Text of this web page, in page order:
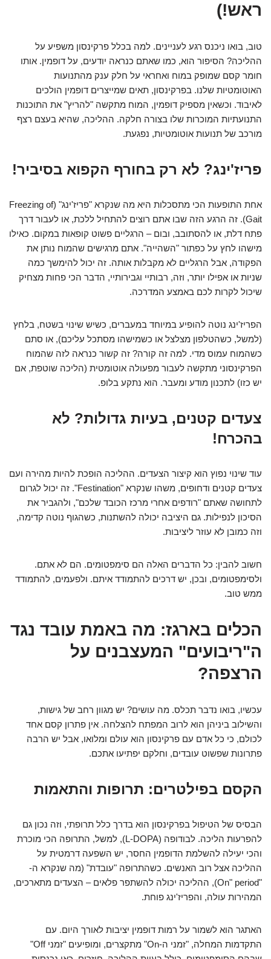
ראש!)
טוב, בואו ניכנס רגע לעניינים. למה בכלל פרקינסון משפיע על
ההליכה? הסיפור הוא, כמו שאתם כנראה יודעים, על דופמין. אותו
חומר קסם שמופק במוח ואחראי על חלק ענק מהתנועות
האוטומטיות שלנו. בפרקינסון, תאים שמייצרים דופמין הולכים
לאיבוד. וכשאין מספיק דופמין, המוח מתקשה "להריץ" את התוכנות
התנועתיות המוכרות שלו בצורה חלקה. ההליכה, שהיא בעצם רצף
מורכב של תנועות אוטומטיות, נפגעת.
פריז'ינג? לא רק בחורף הקפוא בסיביר!
אחת התופעות הכי מתסכלות היא מה שנקרא "פריז'ינג" (Freezing of
Gait). זה הרגע הזה שבו אתם רוצים להתחיל ללכת, או לעבור דרך
פתח דלת, או להסתובב, ובום – הרגליים פשוט קופאות במקום. כאילו
מישהו לחץ על כפתור "השהייה". אתם מרגישים שהמוח נותן את
הפקודה, אבל הרגליים לא מקבלות אותה. זה יכול להימשך כמה
שניות או אפילו יותר, וזה, רבותיי וגבירותיי, הדבר הכי פחות מצחיק
שיכול לקרות לכם באמצע המדרכה.
הפריז'ינג נוטה להופיע במיוחד במעברים, כשיש שינוי בשטח, בלחץ
(למשל, כשהטלפון מצלצל או כשמישהו מסתכל עליכם), או סתם
כשהמוח עמוס מדי. למה זה קורה? זה קשור כנראה לזה שהמוח
הפרקינסוני מתקשה לעבור מפעולה אוטומטית (הליכה שוטפת, אם
יש כזו) לתכנון מודע ומעבר. הוא נתקע בלופ.
צעדים קטנים, בעיות גדולות? לא
בהכרח!
עוד שינוי נפוץ הוא קיצור הצעדים. ההליכה הופכת להיות מהירה ועם
צעדים קטנים ודחופים, משהו שנקרא "Festination". זה יכול לגרום
לתחושה שאתם "רודפים אחרי מרכז הכובד שלכם", ולהגביר את
הסיכון לנפילות. גם היציבה יכולה להשתנות, כשהגוף נוטה קדימה,
וזה כמובן לא עוזר ליציבות.
חשוב להבין: כל הדברים האלה הם סימפטומים. הם לא אתם.
ולסימפטומים, ובכן, יש דרכים להתמודד איתם. ולפעמים, להתמודד
ממש טוב.
הכלים בארגז: מה באמת עובד נגד
ה"ריבועים" המעצבנים על
הרצפה?
עכשיו, בואו נדבר תכלס. מה עושים? יש מגוון רחב של גישות,
והשילוב ביניהן הוא לרוב המפתח להצלחה. אין פתרון קסם אחד
לכולם, כי כל אדם עם פרקינסון הוא עולם ומלואו, אבל יש הרבה
פתרונות שפשוט עובדים, וחלקם יפתיעו אתכם.
הקסם בפילטרים: תרופות והתאמות
הבסיס של הטיפול בפרקינסון הוא בדרך כלל תרופתי, וזה נכון גם
להפרעות הליכה. לבודופה (L-DOPA), למשל, התרופה הכי מוכרת
והכי יעילה להשלמת הדופמין החסר, יש השפעה דרמטית על
ההליכה אצל רוב האנשים. כשהתרופה "עובדת" (מה שנקרא ה-
"On" period), ההליכה יכולה להשתפר פלאים – הצעדים מתארכים,
המהירות עולה, והפריז'ינג פוחת.
האתגר הוא לשמור על רמות דופמין יציבות לאורך היום. עם
התקדמות המחלה, "זמני ה-On" מתקצרים, ומופיעים "זמני Off"